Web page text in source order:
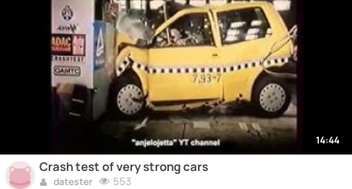
14:44
Crash test of very strong cars
datester 553